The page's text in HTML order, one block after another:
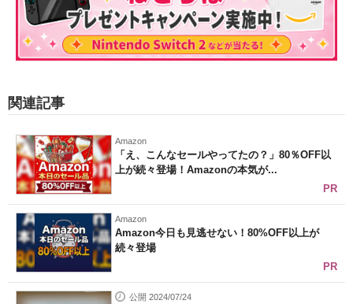
関連記事
Amazon
「え、こんなセールやってたの？」80％OFF以
上が続々登場！Amazonの本気が...
PR
Amazon
Amazon今日も見逃せない！80%OFF以上が
続々登場
PR
公開 2024/07/24